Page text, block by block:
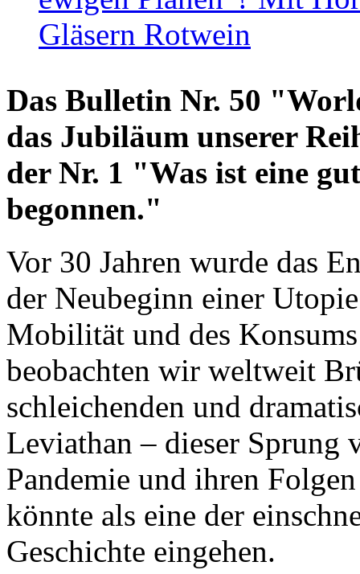
Gläsern Rotwein
Das Bulletin Nr. 50
das Jubiläum unserer
der Nr. 1 "Was ist eine
begonnen."
Vor 30 Jahren wurde das
der Neubeginn einer
Mobilität und des
beobachten wir weltweit
schleichenden und
Leviathan – dieser Sprung
Pandemie und ihren
könnte als eine der
Geschichte eingehen.